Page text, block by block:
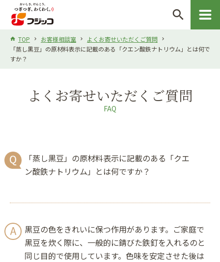
search
TOP お客様相談室
よくお寄せいただくご質問
「蒸し黒豆」の原材料表示に記載のある「クエン酸鉄ナトリウム」とは何で
すか？
よくお寄せいただくご質問
FAQ
「蒸し黒豆」の原材料表示に記載のある「クエ
ン酸鉄ナトリウム」とは何ですか？
黒豆の色をきれいに保つ作用があります。ご家庭で
黒豆を炊く際に、一般的に錆びた鉄釘を入れるのと
同じ目的で使用しています。色味を安定させた後は